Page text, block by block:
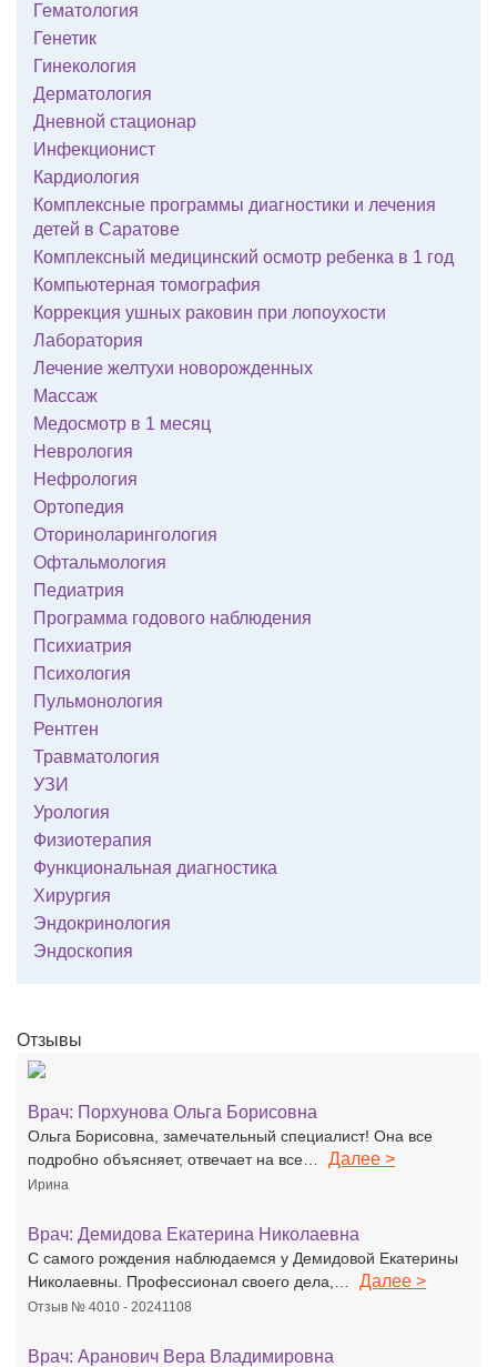
Гематология
Генетик
Гинекология
Дерматология
Дневной стационар
Инфекционист
Кардиология
Комплексные программы диагностики и лечения
детей в Саратове
Комплексный медицинский осмотр ребенка в 1 год
Компьютерная томография
Коррекция ушных раковин при лопоухости
Лаборатория
Лечение желтухи новорожденных
Массаж
Медосмотр в 1 месяц
Неврология
Нефрология
Ортопедия
Оториноларингология
Офтальмология
Педиатрия
Программа годового наблюдения
Психиатрия
Психология
Пульмонология
Рентген
Травматология
УЗИ
Урология
Физиотерапия
Функциональная диагностика
Хирургия
Эндокринология
Эндоскопия
Отзывы
Врач: Порхунова Ольга Борисовна
Ольга Борисовна, замечательный специалист! Она все
подробно объясняет, отвечает на все…
Далее >
Ирина
Врач: Демидова Екатерина Николаевна
С самого рождения наблюдаемся у Демидовой Екатерины
Николаевны. Профессионал своего дела,…
Далее >
Отзыв № 4010 - 20241108
Врач: Аранович Вера Владимировна